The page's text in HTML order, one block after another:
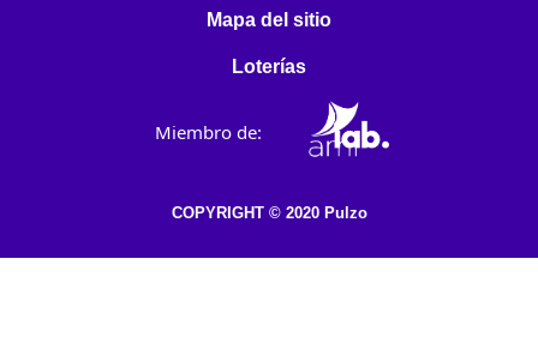
Mapa del sitio
Loterías
Miembro de:
COPYRIGHT © 2020 Pulzo